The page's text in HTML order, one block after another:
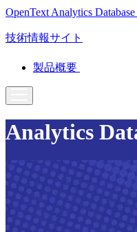
OpenText Analytics Database
技術情報サイト
製品概要
Analytics